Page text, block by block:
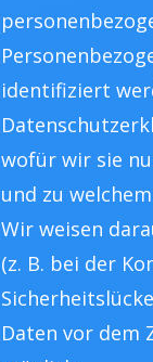
identifiziert
wofür wir sie
und zu
Wir weisen
(z. B. bei der
Daten vor